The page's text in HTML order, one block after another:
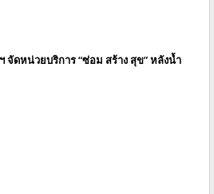
ดหน่วยบริการ “ซ่อม สร้าง สุข” หลังน้ำ